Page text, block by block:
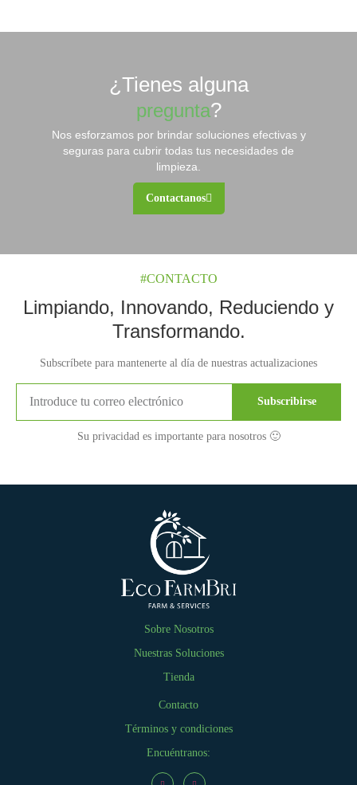
¿Tienes alguna
pregunta?
Nos esforzamos por brindar soluciones efectivas y
seguras para cubrir todas tus necesidades de
limpieza.
Contactanos
#CONTACTO
Limpiando, Innovando, Reduciendo y
Transformando.
Subscríbete para mantenerte al día de nuestras actualizaciones
Subscribirse
Su privacidad es importante para nosotros 🙂
Sobre Nosotros
Nuestras Soluciones
Tienda
Contacto
Términos y condiciones
Encuéntranos: